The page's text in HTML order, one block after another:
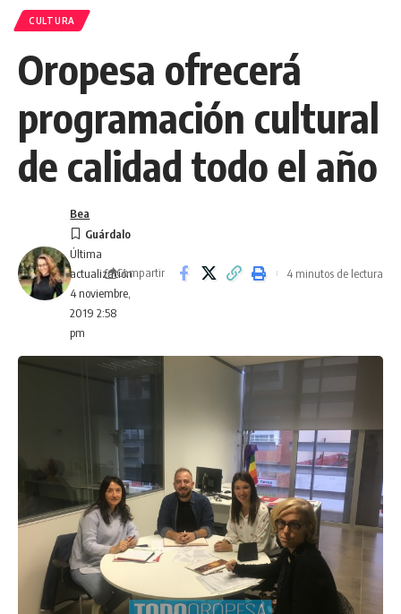
CULTURA
Oropesa ofrecerá
programación cultural
de calidad todo el año
Última
actualización
4 noviembre,
2019 2:58
pm
Bea
Compartir 4 minutos de lectura